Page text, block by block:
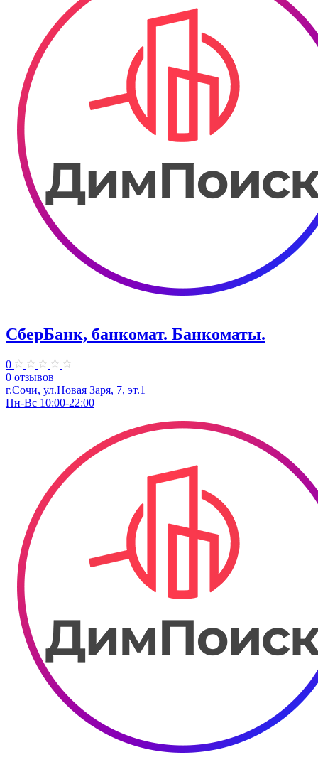
СберБанк, банкомат. Банкоматы.
0
0 отзывов
г.Сочи, ул.​Новая Заря, 7, эт.1
Пн-Вс 10:00-22:00